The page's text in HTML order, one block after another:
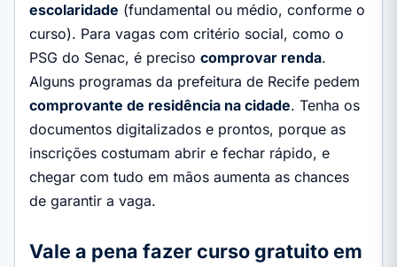
escolaridade (fundamental ou médio, conforme o
curso). Para vagas com critério social, como o
PSG do Senac, é preciso comprovar renda.
Alguns programas da prefeitura de Recife pedem
comprovante de residência na cidade. Tenha os
documentos digitalizados e prontos, porque as
inscrições costumam abrir e fechar rápido, e
chegar com tudo em mãos aumenta as chances
de garantir a vaga.
Vale a pena fazer curso gratuito em